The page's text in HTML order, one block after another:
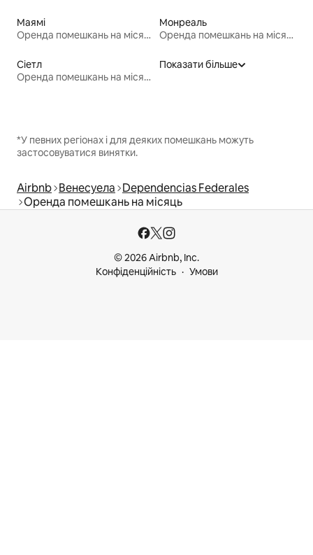
Маямі
Оренда помешкань на місяць
Монреаль
Оренда помешкань на місяць
Сіетл
Оренда помешкань на місяць
Показати більше
*У певних регіонах і для деяких помешкань можуть
застосовуватися винятки.
Airbnb Венесуела Dependencias Federales
Оренда помешкань на місяць
© 2026 Airbnb, Inc.
Конфіденційність
Умови